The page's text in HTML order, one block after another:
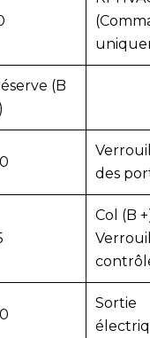
(B
des
Col (B
Sortie